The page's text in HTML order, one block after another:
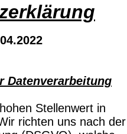
Datenverarbeitung
Stellenwert in
richten uns nach der